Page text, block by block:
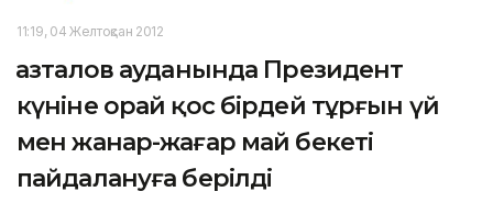
11:19, 04 Желтоқсан 2012
Қазталов ауданында Президент
күніне орай қос бірдей тұрғын үй
мен жанар-жағар май бекеті
пайдалануға берілді